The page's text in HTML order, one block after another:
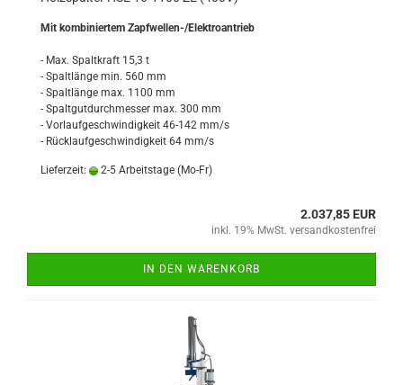
Mit kombiniertem Zapfwellen-/Elektroantrieb
- Max. Spaltkraft 15,3 t
- Spaltlänge min. 560 mm
- Spaltlänge max. 1100 mm
- Spaltgutdurchmesser max. 300 mm
- Vorlaufgeschwindigkeit 46-142 mm/s
- Rücklaufgeschwindigkeit 64 mm/s
Lieferzeit: 2-5 Arbeitstage (Mo-Fr)
2.037,85 EUR
inkl. 19% MwSt. versandkostenfrei
IN DEN WARENKORB